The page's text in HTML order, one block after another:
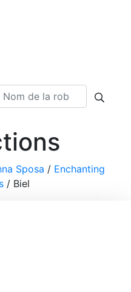
Sposa / Enchanting
/ Biel